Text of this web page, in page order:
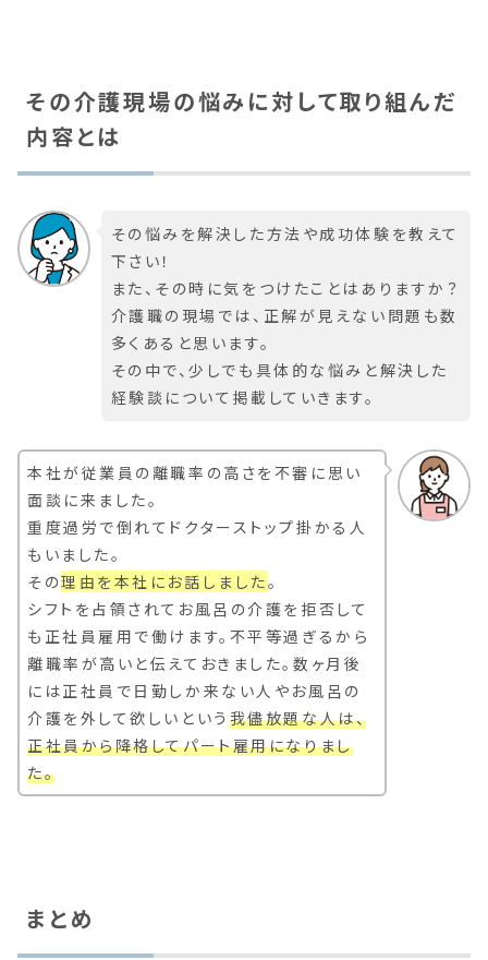
その介護現場の悩みに対して取り組んだ
内容とは
その悩みを解決した方法や成功体験を教えて
下さい！
また、その時に気をつけたことはありますか？
介護職の現場では、正解が見えない問題も数
多くあると思います。
その中で、少しでも具体的な悩みと解決した
経験談について掲載していきます。
本社が従業員の離職率の高さを不審に思い
面談に来ました。
重度過労で倒れてドクターストップ掛かる人
もいました。
その理由を本社にお話しました。
シフトを占領されてお風呂の介護を拒否して
も正社員雇用で働けます。不平等過ぎるから
離職率が高いと伝えておきました。数ヶ月後
には正社員で日勤しか来ない人やお風呂の
介護を外して欲しいという 我儘放題な人は、
正社員から降格してパート雇用になりまし
た。
まとめ